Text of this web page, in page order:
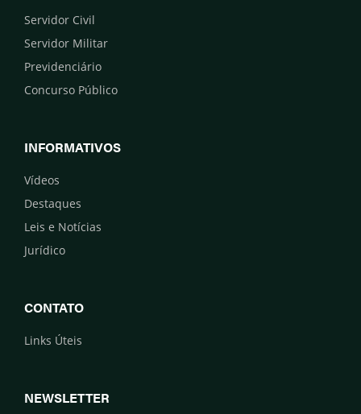
Servidor Civil
Servidor Militar
Previdenciário
Concurso Público
INFORMATIVOS
Vídeos
Destaques
Leis e Notícias
Jurídico
CONTATO
Links Úteis
NEWSLETTER